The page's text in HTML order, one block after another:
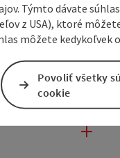
Týmto dávate
z USA), ktoré
môžete kedykoľvek
Povoliť všetky
cookie